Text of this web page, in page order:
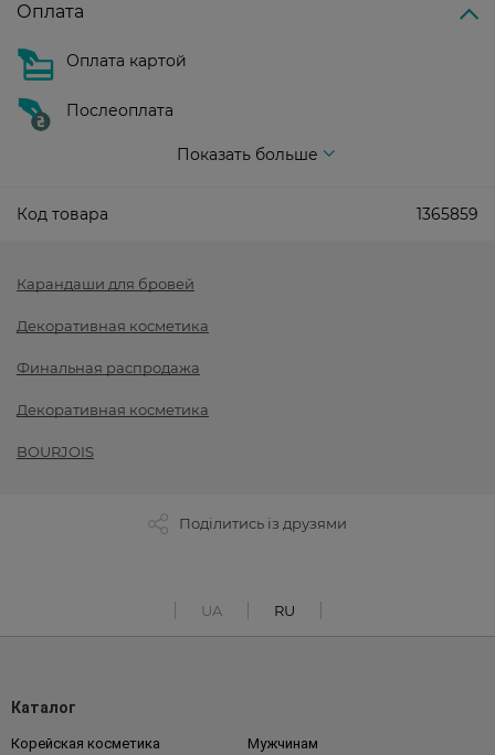
Оплата
Оплата картой
Послеоплата
Показать больше
Код товара 1365859
Карандаши для бровей
Декоративная косметика
Финальная распродажа
Декоративная косметика
BOURJOIS
Поділитись із друзями
UA RU
Каталог
Корейская косметика Мужчинам